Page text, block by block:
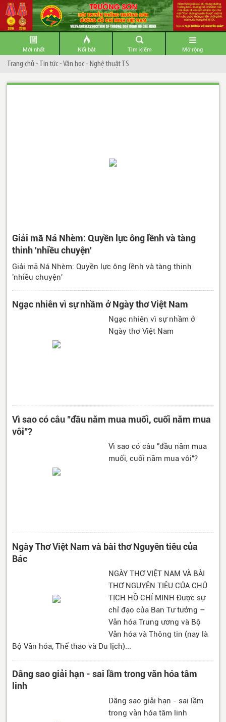
Mới nhất Nổi bật Tìm kiếm Mở rộng
Trang chủ -Tin tức-Văn học - Nghệ thuật TS
Giải mã Ná Nhèm: Quyền lực ông lềnh và tàng
thinh 'nhiều chuyện'
Giải mã Ná Nhèm: Quyền lực ông lềnh và tàng thinh
'nhiều chuyện'
Ngạc nhiên vì sự nhầm ở Ngày thơ Việt Nam
Ngạc nhiên vì sự nhầm ở
Ngày thơ Việt Nam
Vì sao có câu "đầu năm mua muối, cuối năm mua
vôi"?
Vì sao có câu "đầu năm mua
muối, cuối năm mua vôi"?
Ngày Thơ Việt Nam và bài thơ Nguyên tiêu của
Bác
NGÀY THƠ VIỆT NAM VÀ BÀI
THƠ NGUYÊN TIÊU CỦA CHỦ
TỊCH HỒ CHÍ MINH Được sự
chỉ đạo của Ban Tư tưởng –
Văn hóa Trung ương và Bộ
Văn hóa và Thông tin (nay là
Bộ Văn hóa, Thể thao và Du lịch)...
Dâng sao giải hạn - sai lầm trong văn hóa tâm
linh
Dâng sao giải hạn - sai lầm
trong văn hóa tâm linh